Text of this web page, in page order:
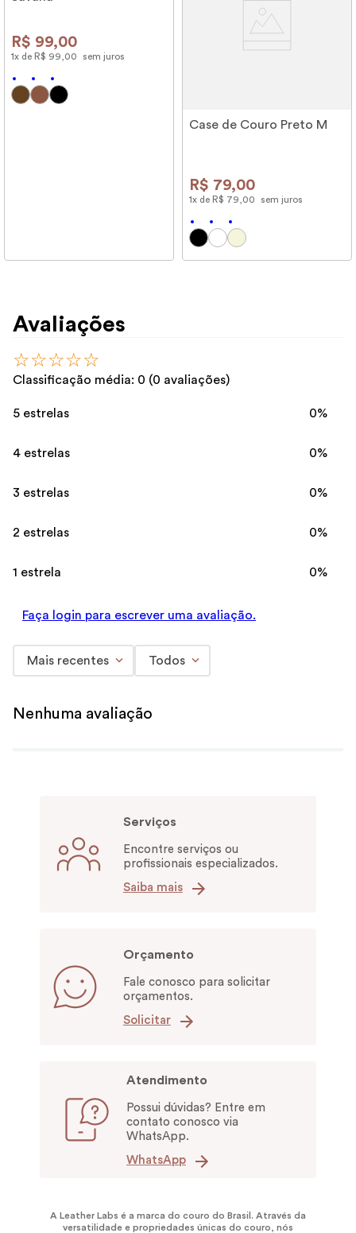
R$ 99,00
1x de R$ 99 00 sem juros
Case de Couro Preto M
R$ 79,00
1x de R$ 79 00 sem juros
Avaliações
☆☆☆☆☆
Classificação média: 0 (0 avaliações)
5 estrelas 0%
4 estrelas 0%
3 estrelas 0%
2 estrelas 0%
1 estrela 0%
Faça login para escrever uma avaliação.
Mais recentes Todos
Nenhuma avaliação
Serviços
Encontre serviços ou
profissionais especializados.
Saiba mais
Orçamento
Fale conosco para solicitar
orçamentos.
Solicitar
Atendimento
Possui dúvidas? Entre em
contato conosco via
WhatsApp.
WhatsApp
A Leather Labs é a marca do couro do Brasil. Através da
versatilidade e propriedades únicas do couro, nós